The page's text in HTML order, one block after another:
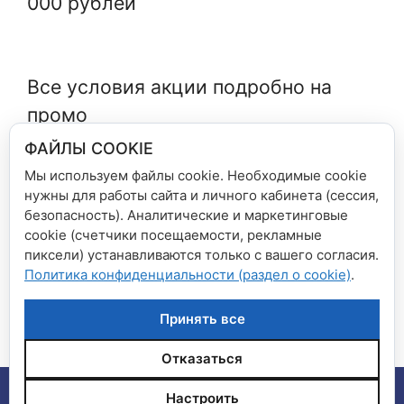
Все условия акции подробно на
промо
сайтеhttps://promo.hatber.ru/elemen
tomania
Рубрики
Новости сети магазинов
Оплачивайте покупки через СБП и
участвуйте в розыгрыше призов
До свидания, детский сад!
© 2026 Сеть магазинов "Дом книги", "Книга плюс"
ФАЙЛЫ COOKIE
Мы используем файлы cookie. Необходимые cookie
нужны для работы сайта и личного кабинета (сессия,
безопасность). Аналитические и маркетинговые
cookie (счетчики посещаемости, рекламные
пиксели) устанавливаются только с вашего согласия.
Политика конфиденциальности (раздел о cookie).
Принять все
Отказаться
Настроить